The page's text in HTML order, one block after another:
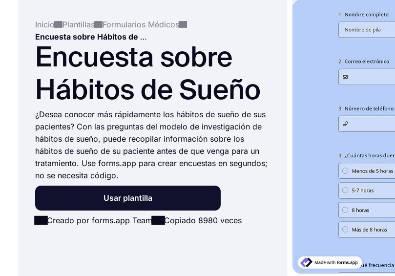
Inicio Plantillas
Formularios Médicos
Encuesta sobre Hábitos de Sueño
Encuesta sobre
Hábitos de Sueño
¿Desea conocer más rápidamente los hábitos de sueño de sus
pacientes? Con las preguntas del modelo de investigación de
hábitos de sueño, puede recopilar información sobre los
hábitos de sueño de su paciente antes de que venga para un
tratamiento. Use forms.app para crear encuestas en segundos;
no se necesita código.
Usar plantilla
Creado por forms.app Team Copiado 8980 veces